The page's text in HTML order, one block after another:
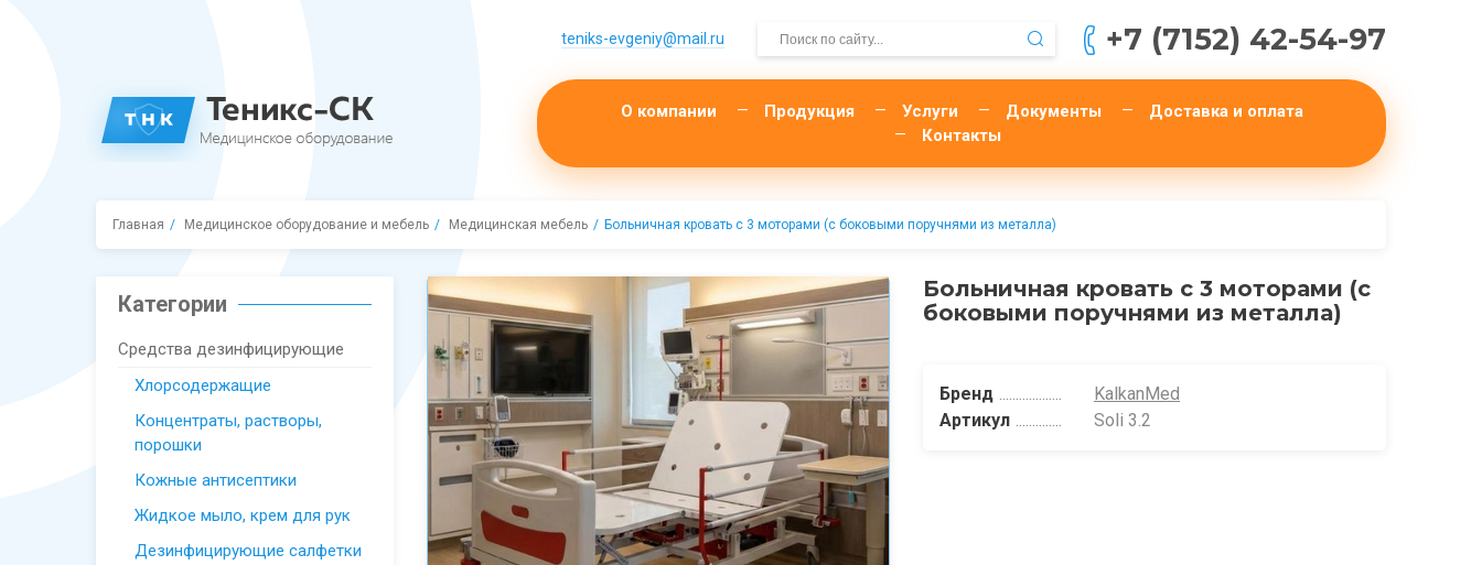
teniks-evgeniy@mail.­ru +7 (7152) 42-54-97
О компании Продукция Услуги Документы
Доставка и оплата
Контакты
Главная Медицинское оборудование и мебель Медицинская мебель Больничная кровать с 3 моторами (с боковыми поручнями из металла)
Категории
Средства дезинфицирующие
Хлорсодержащие
Концентраты, растворы,
порошки
Кожные антисептики
Жидкое мыло, крем для рук
Дезинфицирующие салфетки
Больничная кровать с 3 моторами (с
боковыми поручнями из металла)
Бренд
KalkanMed
Артикул
Soli 3.2